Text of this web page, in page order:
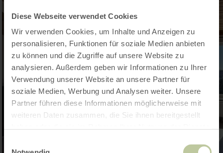
Diese Webseite verwendet Cookies
Wir verwenden Cookies, um Inhalte und Anzeigen zu
personalisieren, Funktionen für soziale Medien anbieten
zu können und die Zugriffe auf unsere Website zu
analysieren. Außerdem geben wir Informationen zu Ihrer
Verwendung unserer Website an unsere Partner für
soziale Medien, Werbung und Analysen weiter. Unsere
Partner führen diese Informationen möglicherweise mit
weiteren Daten zusammen, die Sie ihnen bereitgestellt